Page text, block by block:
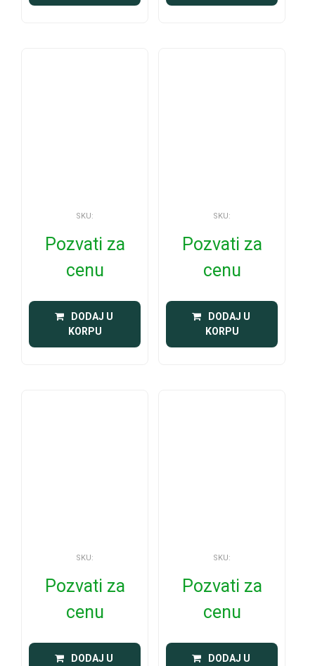
SKU:
Pozvati za
cenu
DODAJ U
KORPU
SKU:
Pozvati za
cenu
DODAJ U
KORPU
SKU:
Pozvati za
cenu
DODAJ U
SKU:
Pozvati za
cenu
DODAJ U